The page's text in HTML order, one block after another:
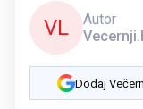
VL
Autor
Dodaj